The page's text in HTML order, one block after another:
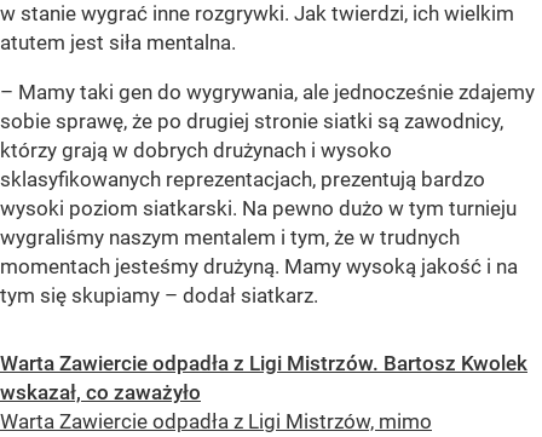
w stanie wygrać inne rozgrywki. Jak twierdzi, ich wielkim
atutem jest siła mentalna.
– Mamy taki gen do wygrywania, ale jednocześnie zdajemy
sobie sprawę, że po drugiej stronie siatki są zawodnicy,
którzy grają w dobrych drużynach i wysoko
sklasyfikowanych reprezentacjach, prezentują bardzo
wysoki poziom siatkarski. Na pewno dużo w tym turnieju
wygraliśmy naszym mentalem i tym, że w trudnych
momentach jesteśmy drużyną. Mamy wysoką jakość i na
tym się skupiamy – dodał siatkarz.
Warta Zawiercie odpadła z Ligi Mistrzów. Bartosz Kwolek
wskazał, co zaważyło
Warta Zawiercie odpadła z Ligi Mistrzów, mimo